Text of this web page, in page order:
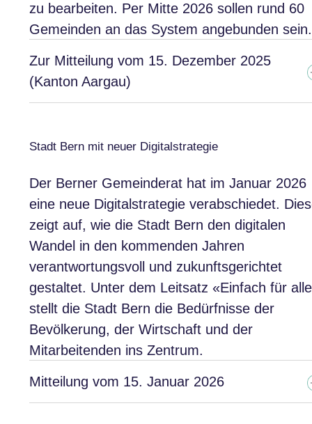
zu bearbeiten. Per Mitte 2026 sollen rund 60
Gemeinden an das System angebunden sein.
Zur Mitteilung vom 15. Dezember 2025
(Kanton Aargau)
Stadt Bern mit neuer Digitalstrategie
Der Berner Gemeinderat hat im Januar 2026
eine neue Digitalstrategie verabschiedet.
zeigt auf, wie die Stadt Bern den digitalen
Wandel in den kommenden Jahren
verantwortungsvoll und zukunftsgerichtet
gestaltet. Unter dem Leitsatz «Einfach für
stellt die Stadt Bern die Bedürfnisse der
Bevölkerung, der Wirtschaft und der
Mitarbeitenden ins Zentrum.
Mitteilung vom 15. Januar 2026